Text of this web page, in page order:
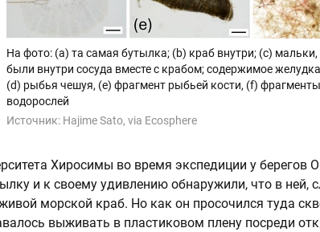
На фото: (a) та самая бутылка; (b) краб внутри; (c)
были внутри сосуда вместе с крабом; содержимое
(d) рыбья чешуя, (e) фрагмент рыбьей кости, (f) фрагменты
водорослей
Источник: Hajime Sato, via Ecosphere
Хиросимы во время экспедиции у
и к своему удивлению обнаружили, что в ней,
морской краб. Но как он просочился туда
выживать в пластиковом плену посреди